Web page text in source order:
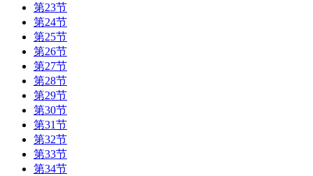
第23节
第24节
第25节
第26节
第27节
第28节
第29节
第30节
第31节
第32节
第33节
第34节